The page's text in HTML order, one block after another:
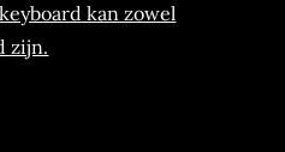
kan zowel
zijn.